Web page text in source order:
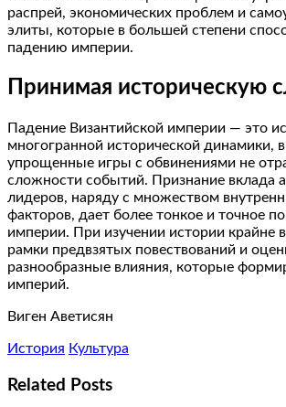
распрей, экономических проблем и
элиты, которые в большей степени
падению империи.
Принимая историческую
Падение Византийской империи — это
многогранной исторической динамики,
упрощенные игры с обвинениями не
сложности событий. Признание вклада
лидеров, наряду с множеством
факторов, дает более тонкое и точное
империи. При изучении истории крайне
рамки предвзятых повествований и
разнообразные влияния, которые
империй.
Виген Аветисян
История Культура
Related Posts